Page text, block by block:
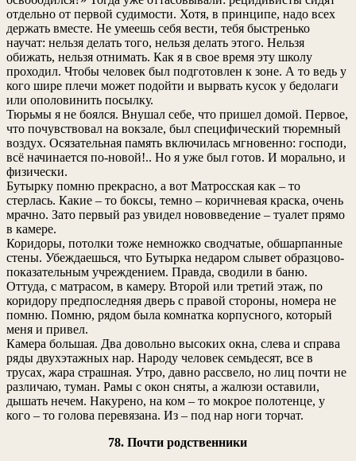
отдельно от первой судимости. Хотя, в принципе, надо всех
держать вместе. Не умеешь себя вести, тебя быстренько
научат: нельзя делать того, нельзя делать этого. Нельзя
обижать, нельзя отнимать. Как я в свое время эту школу
проходил. Чтобы человек был подготовлен к зоне. А то ведь у
кого шире плечи может подойти и вырвать кусок у бедолаги
или ополовинить посылку.
Тюрьмы я не боялся. Внушал себе, что пришел домой. Первое,
что почувствовал на вокзале, был специфический тюремный
воздух. Осязательная память включилась мгновенно: господи,
всё начинается по-новой!.. Но я уже был готов. И морально, и
физически.
Бутырку помню прекрасно, а вот Матросская как – то
стерлась. Какие – то боксы, темно – коричневая краска, очень
мрачно. Зато первый раз увидел нововведение – туалет прямо
в камере.
Коридоры, потолки тоже немножко сводчатые, обшарпанные
стены. Убеждаешься, что Бутырка недаром слывет образцово-
показательным учреждением. Правда, сводили в баню.
Оттуда, с матрасом, в камеру. Второй или третий этаж, по
коридору предпоследняя дверь с правой стороны, номера не
помню. Помню, рядом была комнатка корпусного, который
меня и привел.
Камера большая. Два довольно высоких окна, слева и справа
ряды двухэтажных нар. Народу человек семьдесят, все в
трусах, жара страшная. Утро, давно рассвело, но лиц почти не
различаю, туман. Рамы с окон сняты, а жалюзи оставили,
дышать нечем. Накурено, на ком – то мокрое полотенце, у
кого – то голова перевязана. Из – под нар ноги торчат.
78. Почти родственники